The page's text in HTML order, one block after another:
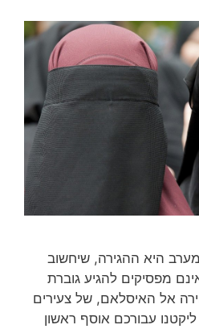
היא ההגירה, שיחשוב
מפסיקים להגיע גוברת
אל האיסלאם, של צעירים
עבורכם אוסף ראשון